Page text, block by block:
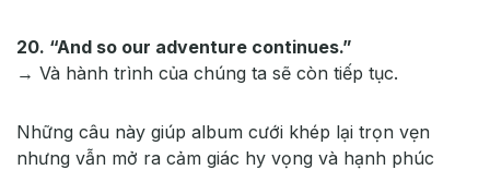
20. “And so our adventure continues.”
→ Và hành trình của chúng ta sẽ còn tiếp tục.
Những câu này giúp album cưới khép lại trọn vẹn
nhưng vẫn mở ra cảm giác hy vọng và hạnh phúc